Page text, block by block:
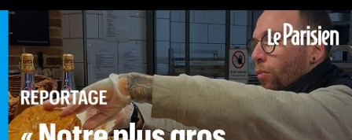
suscite l’enthousiasme, mais aussi un buzz sur les
réseaux sociaux et dans la presse locale. En
offrant cette opportunité, la boulangerie mise sur un
triple avantage :
Augmenter significativement ses ventes de
galettes